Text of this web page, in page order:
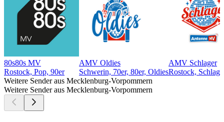
80s80s MV
Rostock, Pop, 90er
AMV Oldies
Schwerin, 70er, 80er, Oldies
AMV Schlager
Rostock,
Weitere Sender aus Mecklenburg-Vorpommern
Weitere Sender aus Mecklenburg-Vorpommern